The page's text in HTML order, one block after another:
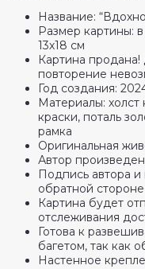
Название:
Размер картины: в
13х18 см
Картина продана!
повторение
Год создания:
Материалы: холст
краски, поталь
рамка
Оригинальная
Автор
Подпись автора
обратной
Картина будет
отслеживания
Готова к
багетом, так как
Настенное